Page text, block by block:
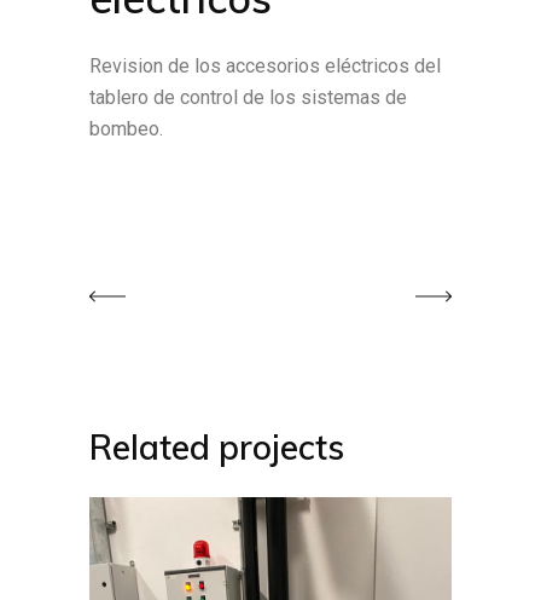
Revision de los accesorios eléctricos del
tablero de control de los sistemas de
bombeo.
Related projects